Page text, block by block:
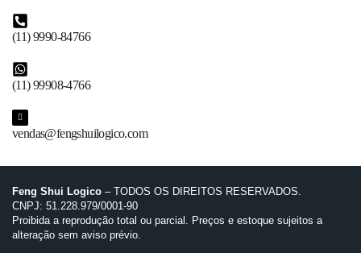
(11) 9990-84766
(11) 99908-4766
vendas@fengshuilogico.com
Feng Shui Logico – TODOS OS DIREITOS RESERVADOS.
CNPJ: 51.228.979/0001-90
Proibida a reprodução total ou parcial. Preços e estoque sujeitos a
alteração sem aviso prévio.